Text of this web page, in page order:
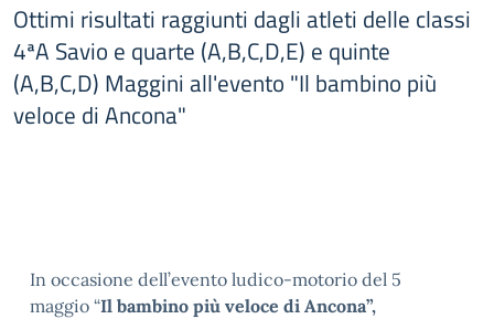
Ottimi risultati raggiunti dagli atleti delle classi
4ªA Savio e quarte (A,B,C,D,E) e quinte
(A,B,C,D) Maggini all'evento "Il bambino più
veloce di Ancona"
In occasione dell’evento ludico-motorio del 5
maggio “Il bambino più veloce di Ancona”,